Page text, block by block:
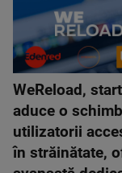
WeReload,
aduce o
utilizatorii
în străinătate,